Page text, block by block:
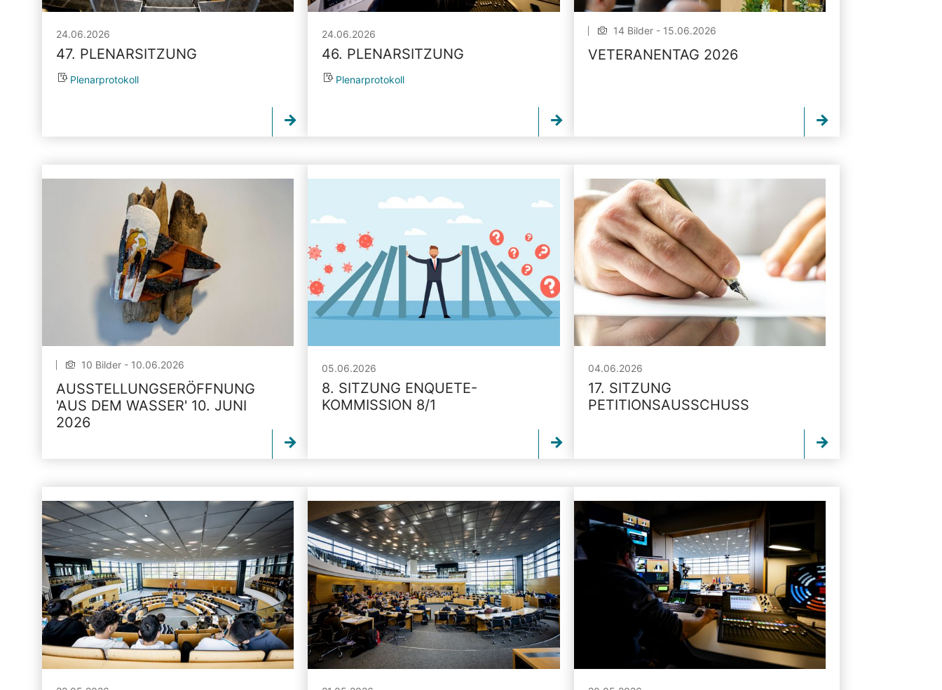
24.06.2026
47. PLENARSITZUNG
Plenarprotokoll
24.06.2026
46. PLENARSITZUNG
Plenarprotokoll
14 Bilder - 15.06.2026
VETERANENTAG 2026
10 Bilder - 10.06.2026
AUSSTELLUNGSERÖFFNUNG
'AUS DEM WASSER' 10. JUNI
2026
05.06.2026
8. SITZUNG ENQUETE-
KOMMISSION 8/1
04.06.2026
17. SITZUNG
PETITIONSAUSSCHUSS